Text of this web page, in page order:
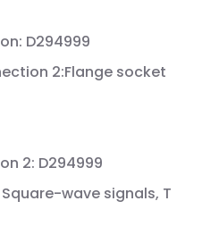
D294999
2:Flange socket
2: D294999
wave signals, T